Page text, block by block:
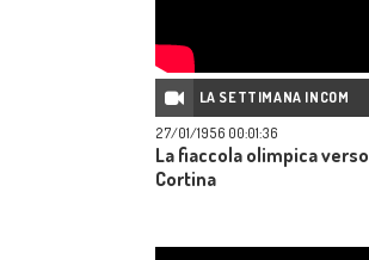
LA SETTIMANA INCOM
27/01/1956 00:01:36
La fiaccola olimpica verso
Cortina